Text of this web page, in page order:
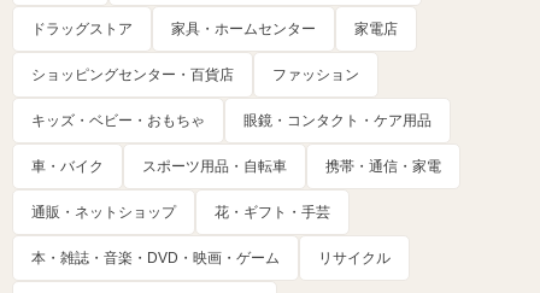
ドラッグストア 家具・ホームセンター 家電店
ショッピングセンター・百貨店 ファッション
キッズ・ベビー・おもちゃ 眼鏡・コンタクト・ケア用品
車・バイク スポーツ用品・自転車 携帯・通信・家電
通販・ネットショップ 花・ギフト・手芸
本・雑誌・音楽・DVD・映画・ゲーム リサイクル